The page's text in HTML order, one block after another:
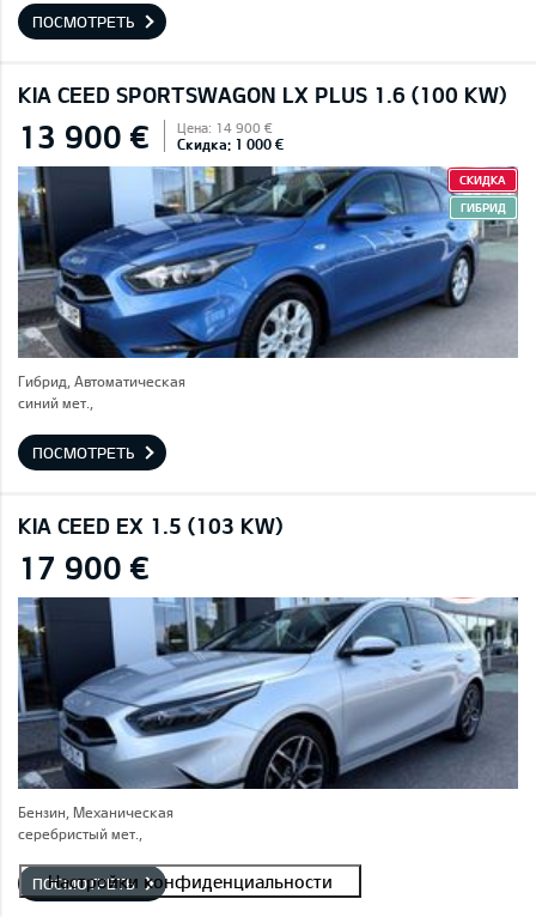
ПОСМОТРЕТЬ
KIA CEED SPORTSWAGON LX PLUS 1.6 (100 KW)
13 900 € Цена: 14 900 €
Скидка: 1 000 €
СКИДКА
ГИБРИД
Гибрид, Автоматическая
синий мет.,
ПОСМОТРЕТЬ
KIA CEED EX 1.5 (103 KW)
17 900 €
Бензин, Механическая
серебристый мет.,
ПОСМОТРЕТЬ